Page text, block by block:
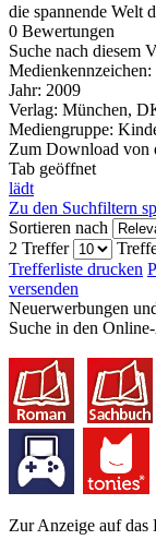
die spannende Welt
0 Bewertungen
Suche nach diesem
Medienkennzeichen:
Jahr: 2009
Verlag: München,
Mediengruppe:
Zum Download von
Tab geöffnet
lädt
Zu den Suchfiltern
Sortieren nach
2 Treffer
Trefferliste drucken
versenden
Neuerwerbungen
Zur Anzeige auf
Suche in den